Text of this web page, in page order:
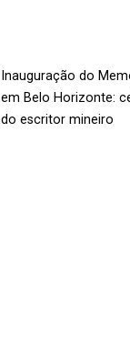
Inauguração do
em Belo Horizonte:
do escritor mineiro